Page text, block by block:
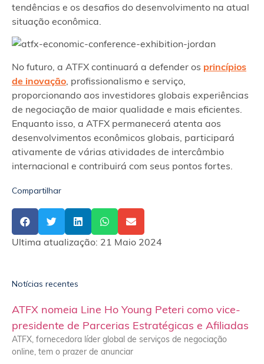
tendências e os desafios do desenvolvimento na atual
situação econômica.
No futuro, a ATFX continuará a defender os princípios
de inovação , profissionalismo e serviço,
proporcionando aos investidores globais experiências
de negociação de maior qualidade e mais eficientes.
Enquanto isso, a ATFX permanecerá atenta aos
desenvolvimentos econômicos globais, participará
ativamente de várias atividades de intercâmbio
internacional e contribuirá com seus pontos fortes.
Compartilhar
Ultima atualização: 21 Maio 2024
Notícias recentes
ATFX nomeia Line Ho Young Peteri como vice-
presidente de Parcerias Estratégicas e Afiliadas
ATFX, fornecedora líder global de serviços de negociação
online, tem o prazer de anunciar